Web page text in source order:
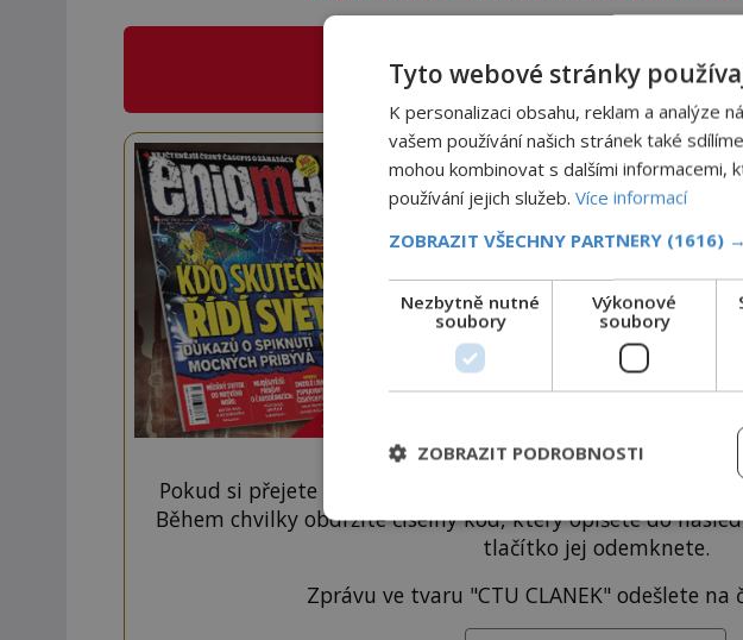
CO NABÍZÍENIGMAPLUS
Staňte se naším Premium
itisícedalších
Pokud si přejete odemknout pouze tento článek, můžete
Během chvilky obdržíte číselný kód, který opíšete do
tlačítko jej odemknete.
Zprávu ve tvaru "CTU CLANEK" odešlete na
Tyto webové stránky
K personalizaci obsahu, reklam a analýze
vašem používání našich stránek také
mohou kombinovat s dalšími
používání jejich služeb. Více informací
ZOBRAZIT VŠECHNY PARTNERY (1616) →
Nezbytně nutné
soubory
Výkonové
soubory
ZOBRAZIT PODROBNOSTI